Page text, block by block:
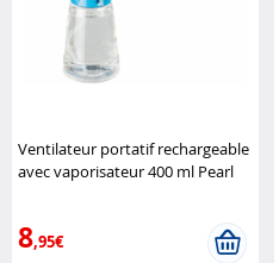
Ventilateur portatif rechargeable
avec vaporisateur 400 ml Pearl
8,95€